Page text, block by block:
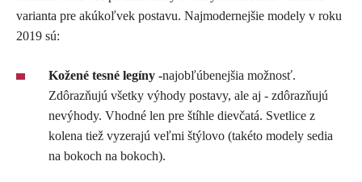
varianta pre akúkoľvek postavu. Najmodernejšie modely v roku
2019 sú:
Kožené tesné legíny -najobľúbenejšia možnosť.
Zdôrazňujú všetky výhody postavy, ale aj - zdôrazňujú
nevýhody. Vhodné len pre štíhle dievčatá. Svetlice z
kolena tiež vyzerajú veľmi štýlovo (takéto modely sedia
na bokoch na bokoch).